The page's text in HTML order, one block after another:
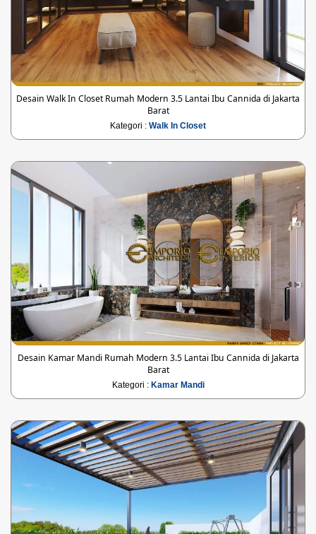
Desain Walk In Closet Rumah Modern 3.5 Lantai Ibu Cannida di Jakarta
Barat
Kategori : Walk In Closet
Desain Kamar Mandi Rumah Modern 3.5 Lantai Ibu Cannida di Jakarta
Barat
Kategori : Kamar Mandi